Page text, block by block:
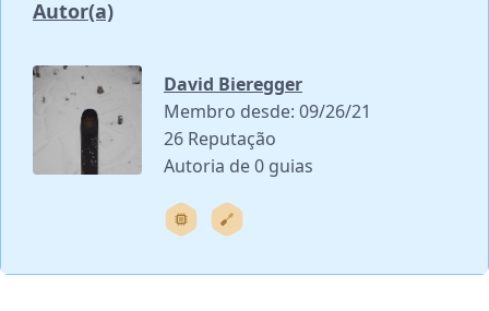
Autor(a)
David Bieregger
Membro desde: 09/26/21
26 Reputação
Autoria de 0 guias